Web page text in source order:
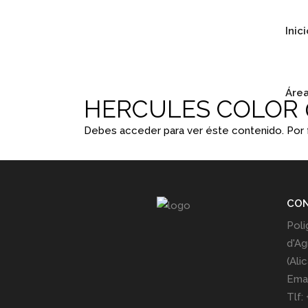
HERCULES COLOR
Debes acceder para ver éste contenido.
Tlf: